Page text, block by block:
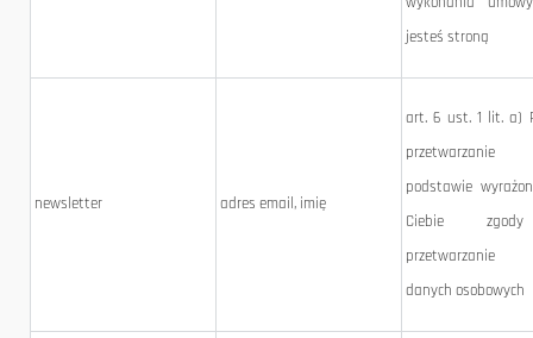
jesteś stroną
newsletter adres email, imię
art. 6 ust. 1 lit. a)
podstawie
Ciebie
przetwarzanie
danych osobowych